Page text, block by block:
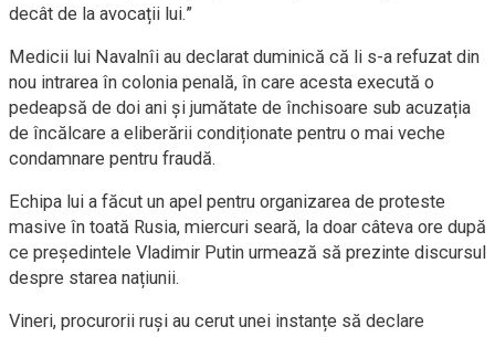
decât de la avocații lui.”
Medicii lui Navalnîi au declarat duminică că li s-a refuzat din
nou intrarea în colonia penală, în care acesta execută o
pedeapsă de doi ani și jumătate de închisoare sub acuzația
de încălcare a eliberării condiționate pentru o mai veche
condamnare pentru fraudă.
Echipa lui a făcut un apel pentru organizarea de proteste
masive în toată Rusia, miercuri seară, la doar câteva ore după
ce președintele Vladimir Putin urmează să prezinte discursul
despre starea națiunii.
Vineri, procurorii ruși au cerut unei instanțe să declare